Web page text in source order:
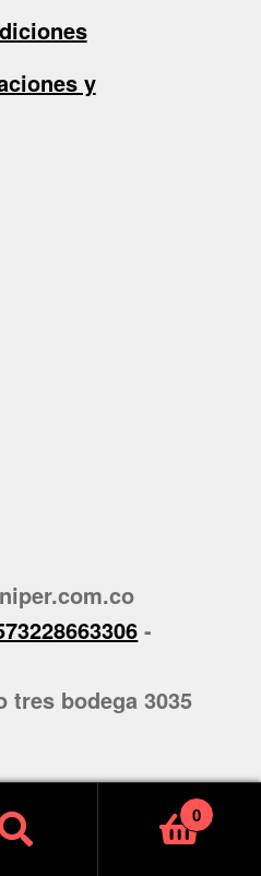
y
-
tres bodega 3035
Instagram
0